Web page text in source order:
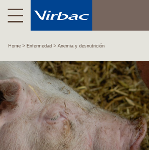
Home Enfermedad Anemia y desnutrición